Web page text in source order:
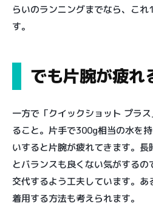
らいのランニングまでなら、こ
す。
でも片腕が疲れ
一方で「クイックショット プラ
ること。片手で300g相当の水を
いすると片腕が疲れてきます。
とバランスも良くない気がする
交代するよう工夫しています。
着用する方法も考えられます。